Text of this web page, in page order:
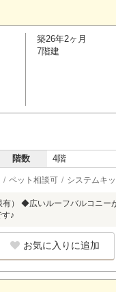
築26年2ヶ月
7階建
階数 4階
ペット相談可 システムキ
） ◆広いルーフバルコニ
♪
お気に入りに追加